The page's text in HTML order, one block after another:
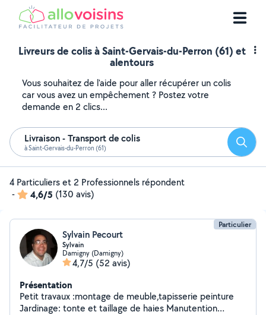
Livreurs de colis à Saint-Gervais-du-Perron (61) et
alentours
Vous souhaitez de l'aide pour aller récupérer un colis
car vous avez un empêchement ? Postez votre
demande en 2 clics...
Livraison - Transport de colis
à Saint-Gervais-du-Perron (61)
4 Particuliers et 2 Professionnels répondent
-
4,6/5 (130 avis)
Particulier
Sylvain Pecourt
Sylvain
Damigny (Damigny)
4,7/5 (52 avis)
Présentation
Petit travaux :montage de meuble,tapisserie peinture
Jardinage: tonte et taillage de haies Manutention